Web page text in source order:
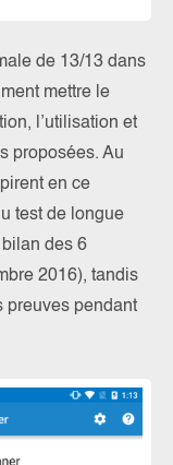
de 13/13 dans
mettre le
l’utilisation et
proposées. Au
en ce
test de longue
des 6
2016), tandis
preuves pendant